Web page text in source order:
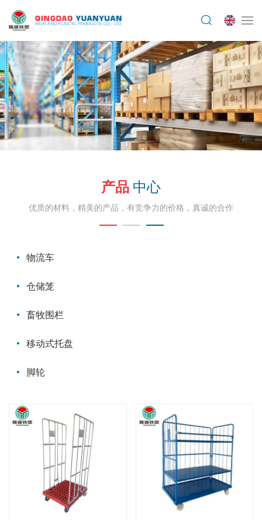
产品 中心
优质的材料，精美的产品，有竞争力的价格，真诚的合作
物流车
仓储笼
畜牧围栏
移动式托盘
脚轮